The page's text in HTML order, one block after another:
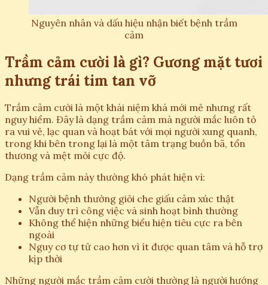
Nguyên nhân và dấu hiệu nhận biết bệnh trầm
cảm
Trầm cảm cười là gì? Gương mặt tươi
nhưng trái tim tan vỡ
Trầm cảm cười là một khái niệm khá mới mẻ nhưng rất
nguy hiểm. Đây là dạng trầm cảm mà người mắc luôn tỏ
ra vui vẻ, lạc quan và hoạt bát với mọi người xung quanh,
trong khi bên trong lại là một tâm trạng buồn bã, tổn
thương và mệt mỏi cực độ.
Dạng trầm cảm này thường khó phát hiện vì:
Người bệnh thường giỏi che giấu cảm xúc thật
Vẫn duy trì công việc và sinh hoạt bình thường
Không thể hiện những biểu hiện tiêu cực ra bên
ngoài
Nguy cơ tự tử cao hơn vì ít được quan tâm và hỗ trợ
kịp thời
Những người mắc trầm cảm cười thường là người hướng